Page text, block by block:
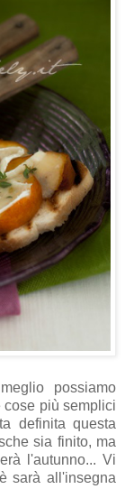
possiamo
più semplici
definita questa
sia finito, ma
l'autunno... Vi
sarà all'insegna